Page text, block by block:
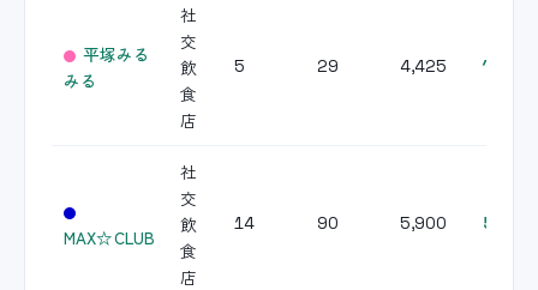
平塚みる
みる
社
交
飲
食
店
5 29 4,425
MAX☆CLUB
社
交
飲
食
店
14 90 5,900